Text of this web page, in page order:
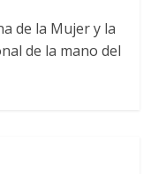
de la Mujer y la
de la mano del